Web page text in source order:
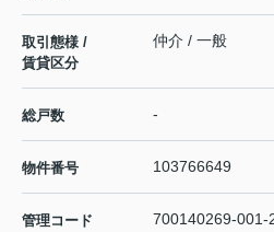
取引態様 /
賃貸区分
仲介 / 一般
総戸数 -
物件番号 103766649
管理コード 700140269-001-